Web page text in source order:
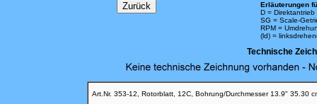
Erläuterungen
D =
SG = Scale-
RPM =
(ld) =
Technische
Art.Nr. 353-12, Rotorblatt, 12C, Bohrung/Durchmesser 13.9" 35.30